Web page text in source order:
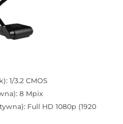
1/3.2 CMOS
8 Mpix
Full HD 1080p (1920